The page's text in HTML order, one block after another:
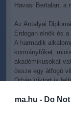
ma.hu - Do
Havasi Bertalan, a
Az Antalyai
Erdogan elnök és
A harmadik
kormányfőket,
akadémikusokat
össze egy átfogó
Orbán Viktort is
Az idei ADF címe